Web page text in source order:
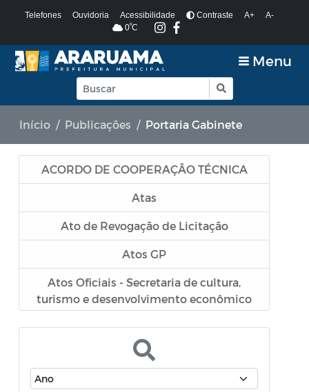
Telefones Ouvidoria Acessibilidade Contraste A+
A-
0ºC
Menu
Início Publicações Portaria Gabinete
ACORDO DE COOPERAÇÃO TÉCNICA
Atas
Ato de Revogação de Licitação
Atos GP
Atos Oficiais - Secretaria de cultura,
turismo e desenvolvimento econômico
Atos Oficiais - Secretaria de Educação
Atos Oficiais - Secretaria de Fazenda e
Planejamento